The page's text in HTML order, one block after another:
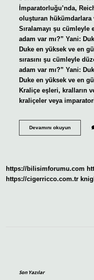
İmparatorluğu’nda,
oluşturan
Sıralamayı şu
adam var mı?” Yani:
Duke en yüksek ve en
sırasını şu cümleyle
adam var mı?” Yani:
Duke en yüksek ve en
Kraliçe eşleri, kralların
kraliçeler veya
Devamını okuyunKralın
https://bilisimforumu.com
https://cigerricco.com.tr
Son Yazılar